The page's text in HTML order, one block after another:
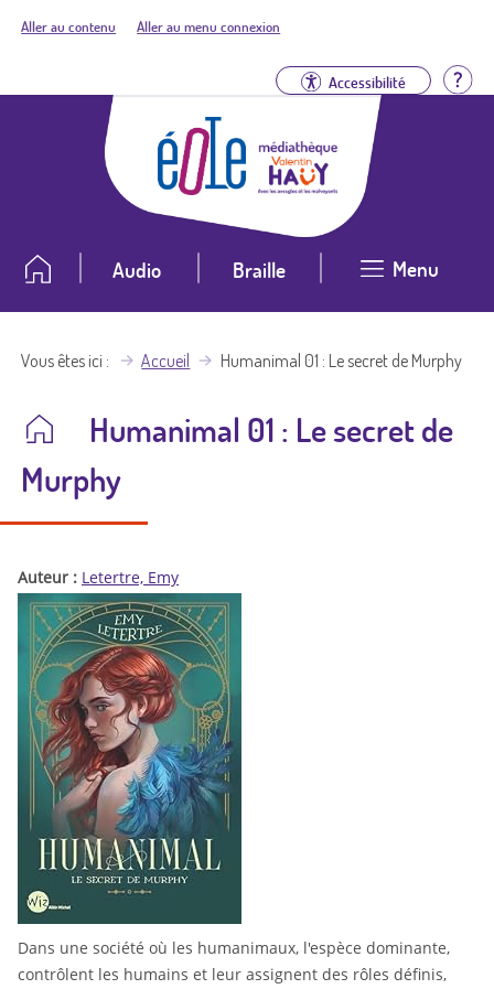
Aller au contenu Aller au menu connexion
Accessibilité
Audio Braille Menu
Vous êtes ici Accueil Humanimal 01 : Le secret de Murphy
Humanimal 01 : Le secret de
Murphy
Auteur : Letertre, Emy
Dans une société où les humanimaux, l'espèce dominante,
contrôlent les humains et leur assignent des rôles définis,